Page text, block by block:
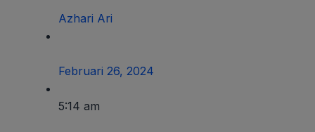
Azhari Ari
Februari 26, 2024
5:14 am